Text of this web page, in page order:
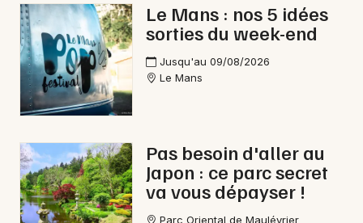
Le Mans : nos 5 idées
sorties du week-end
Jusqu'au 09/08/2026
Le Mans
Pas besoin d'aller au
Japon : ce parc secret
va vous dépayser !
Parc Oriental de Maulévrier